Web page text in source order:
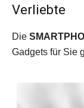
Verliebte
Die
Gadgets für Sie